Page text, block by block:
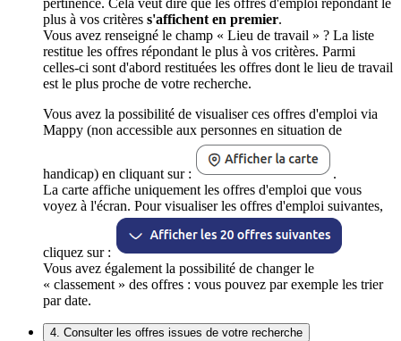
pertinence. Cela veut dire que les offres d'emploi répondant le
plus à vos critères s'affichent en premier.
Vous avez renseigné le champ « Lieu de travail » ? La liste
restitue les offres répondant le plus à vos critères. Parmi
celles-ci sont d'abord restituées les offres dont le lieu de travail
est le plus proche de votre recherche.
Vous avez la possibilité de visualiser ces offres d'emploi via
Mappy (non accessible aux personnes en situation de
handicap) en cliquant sur :
.
La carte affiche uniquement les offres d'emploi que vous
voyez à l'écran. Pour visualiser les offres d'emploi suivantes,
cliquez sur :
Vous avez également la possibilité de changer le
« classement » des offres : vous pouvez par exemple les trier
par date.
4. Consulter les offres issues de votre recherche